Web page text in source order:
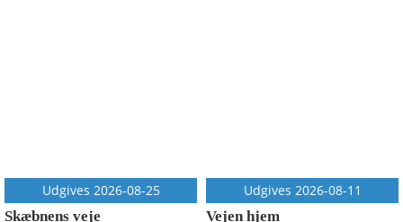
Udgives 2026-08-25
Skæbnens veje
Udgives 2026-08-11
Vejen hjem